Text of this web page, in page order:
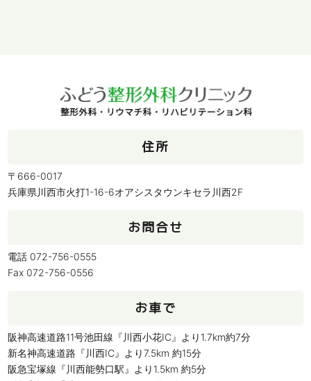
住所
〒666-0017
兵庫県川西市火打1-16-6オアシスタウンキセラ川西2F
お問合せ
電話 072-756-0555
Fax 072-756-0556
お車で
阪神高速道路11号池田線『川西小花IC』より1.7km約7分
新名神高速道路『川西IC』より7.5km 約15分
阪急宝塚線『川西能勢口駅』より1.5km 約5分